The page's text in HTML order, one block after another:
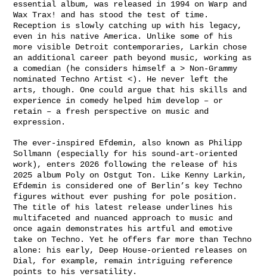
essential album, was released in 1994 on Warp and
Wax Trax! and has stood the test of time.
Reception is slowly catching up with his legacy,
even in his native America. Unlike some of his
more visible Detroit contemporaries, Larkin chose
an additional career path beyond music, working as
a comedian (he considers himself a > Non-Grammy
nominated Techno Artist <). He never left the
arts, though. One could argue that his skills and
experience in comedy helped him develop – or
retain – a fresh perspective on music and
expression.
The ever-inspired Efdemin, also known as Philipp
Sollmann (especially for his sound-art-oriented
work), enters 2026 following the release of his
2025 album Poly on Ostgut Ton. Like Kenny Larkin,
Efdemin is considered one of Berlin’s key Techno
figures without ever pushing for pole position.
The title of his latest release underlines his
multifaceted and nuanced approach to music and
once again demonstrates his artful and emotive
take on Techno. Yet he offers far more than Techno
alone: his early, Deep House-oriented releases on
Dial, for example, remain intriguing reference
points to his versatility.